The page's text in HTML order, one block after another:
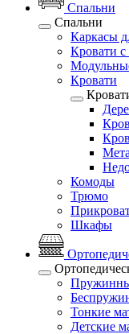
Спальни
Спальни
Каркасы
Кровати
Кровати
Комоды
Трюмо
Шкафы
Тонкие
Детские